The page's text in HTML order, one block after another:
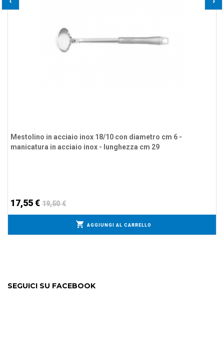
Mestolino in acciaio inox 18/10 con diametro cm 6 -
manicatura in acciaio inox - lunghezza cm 29
17,55 € 19,50 €
AGGIUNGI AL CARRELLO
SEGUICI SU FACEBOOK